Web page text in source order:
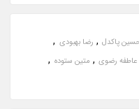
پاکدل , رضا بهبودی ,
عاطفه رضوی , متین ستوده ,